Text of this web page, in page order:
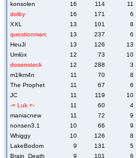
konsolen
16 114 11
dolby
16 171 6
XXL
13 101 8
questionmarc
13 237 6
HeuJi
13 126 13
Umlüx
12 73 10
dosensteck
12 288 3
m1lkm4n
11 70 8
The Prophet
11 67 6
JC
11 119 10
-= Luk =-
11 60 4
maniacnew
11 72 9
nonsen3.1
10 66 9
Whiggy
10 126 8
LakeBodom
9 131 5
Brain_Death
9 101 6